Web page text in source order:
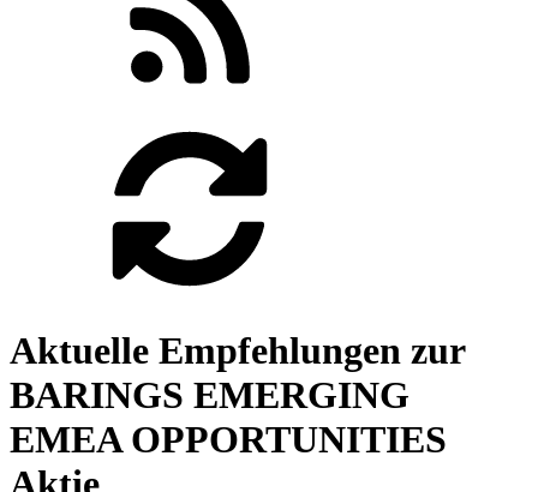
Aktuelle Empfehlungen zur
BARINGS EMERGING
EMEA OPPORTUNITIES